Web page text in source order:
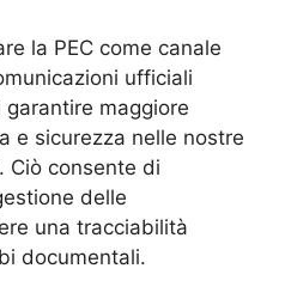
la PEC come canale
ufficiali
maggiore
e sicurezza nelle nostre
Ciò consente di
delle
una tracciabilità
documentali.